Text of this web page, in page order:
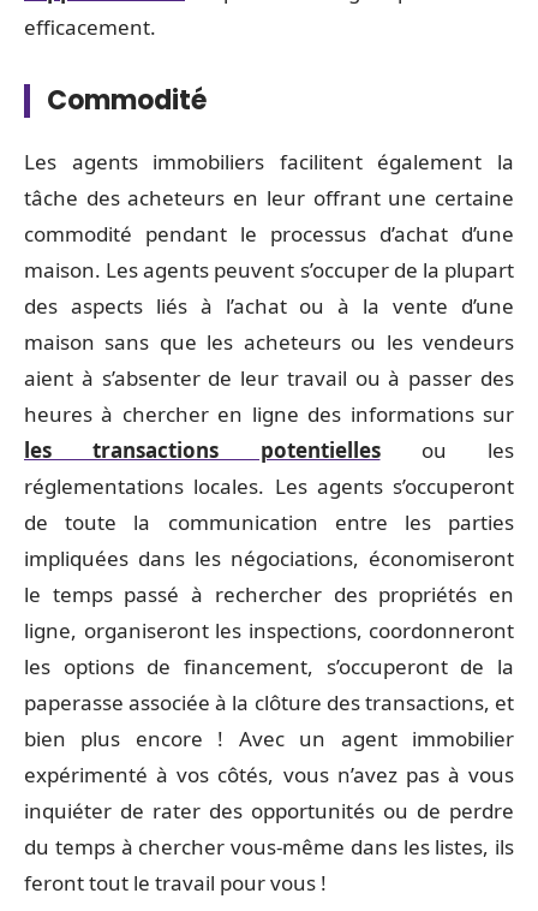
efficacement.
Commodité
Les agents immobiliers facilitent également la
tâche des acheteurs en leur offrant une certaine
commodité pendant le processus d’achat d’une
maison. Les agents peuvent s’occuper de la plupart
des aspects liés à l’achat ou à la vente d’une
maison sans que les acheteurs ou les vendeurs
aient à s’absenter de leur travail ou à passer des
heures à chercher en ligne des informations sur
les transactions potentiellesou les
réglementations locales. Les agents s’occuperont
de toute la communication entre les parties
impliquées dans les négociations, économiseront
le temps passé à rechercher des propriétés en
ligne, organiseront les inspections, coordonneront
les options de financement, s’occuperont de la
paperasse associée à la clôture des transactions, et
bien plus encore ! Avec un agent immobilier
expérimenté à vos côtés, vous n’avez pas à vous
inquiéter de rater des opportunités ou de perdre
du temps à chercher vous-même dans les listes, ils
feront tout le travail pour vous !